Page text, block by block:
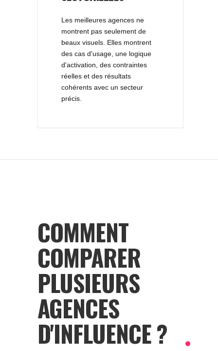
Les meilleures agences ne
montrent pas seulement de
beaux visuels. Elles montrent
des cas d'usage, une logique
d'activation, des contraintes
réelles et des résultats
cohérents avec un secteur
précis.
COMMENT
COMPARER
PLUSIEURS
AGENCES
D'INFLUENCE ?